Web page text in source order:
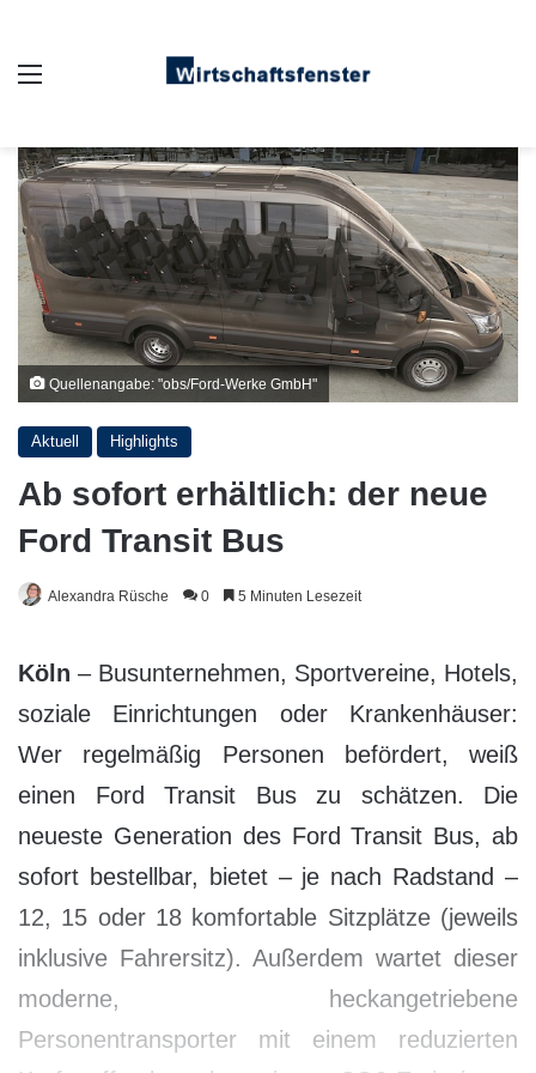
Quellenangabe: "obs/Ford-Werke GmbH"
Aktuell Highlights
Ab sofort erhältlich: der neue
Ford Transit Bus
Alexandra Rüsche 0 5 Minuten Lesezeit
Köln – Busunternehmen, Sportvereine, Hotels,
soziale Einrichtungen oder Krankenhäuser:
Wer regelmäßig Personen befördert, weiß
einen Ford Transit Bus zu schätzen. Die
neueste Generation des Ford Transit Bus, ab
sofort bestellbar, bietet – je nach Radstand –
12, 15 oder 18 komfortable Sitzplätze (jeweils
inklusive Fahrersitz). Außerdem wartet dieser
moderne, heckangetriebene
Personentransporter mit einem reduzierten